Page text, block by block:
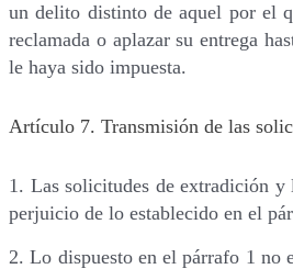
un delito distinto de aquel por el
reclamada o aplazar su entrega
le haya sido impuesta.
Artículo 7. Transmisión de las
1. Las solicitudes de extradición y
perjuicio de lo establecido en el
2. Lo dispuesto en el párrafo 1 no